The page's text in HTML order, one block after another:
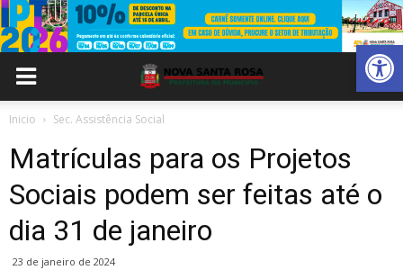
Abrir
Inicio Sec. Assistência Social
Matrículas para os Projetos
Sociais podem ser feitas até o
dia 31 de janeiro
23 de janeiro de 2024